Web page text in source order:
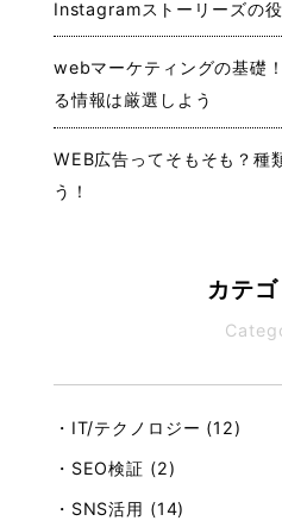
Instagramストーリーズの役
webマーケティングの基礎
る情報は厳選しよう
WEB広告ってそもそも？種
う！
カテ
・IT/テクノロジー (12)
・SEO検証 (2)
・SNS活用 (14)